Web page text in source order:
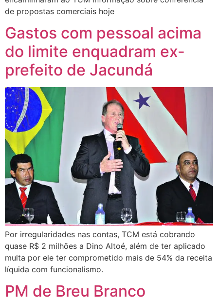
de propostas comerciais hoje
Gastos com pessoal acima
do limite enquadram ex-
prefeito de Jacundá
Por irregularidades nas contas, TCM está cobrando
quase R$ 2 milhões a Dino Altoé, além de ter aplicado
multa por ele ter comprometido mais de 54% da receita
líquida com funcionalismo.
PM de Breu Branco